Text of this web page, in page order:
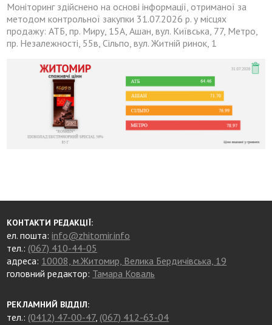
Моніторинг здійснено на основі інформації, отриманої за
методом контрольної закупки 31.07.2026 р. у місцях
продажу: АТБ, пр. Миру, 15А, Ашан, вул. Київська, 77, Метро,
пр. Незалежності, 55в, Сільпо, вул. Житній ринок, 1
КОНТАКТИ РЕДАКЦІЇ:
ел. пошта:info@zhitomir.info
тел.: (067) 410-44-05
адреса: 10008, м.Житомир, Велика Бердичівська, 19
головний редактор: Тамара Коваль
РЕКЛАМНИЙ ВІДДІЛ:
тел.: (0412) 47-00-47, (067) 412-63-04